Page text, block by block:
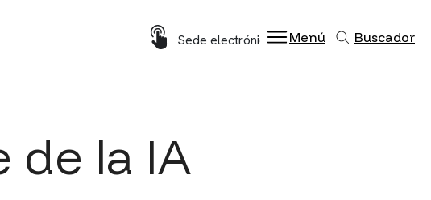
Menú
ImagenSede electrónica Buscador
de la IA